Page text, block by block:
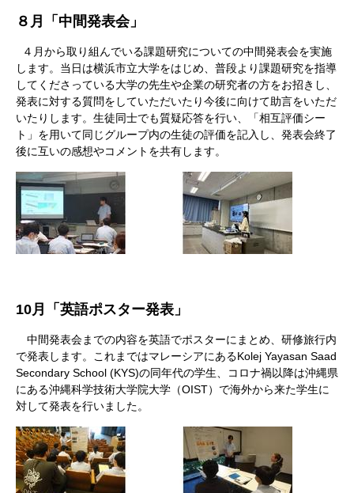
８月「中間発表会」
４月から取り組んでいる課題研究についての中間発表会を実施
します。当日は横浜市立大学をはじめ、普段より課題研究を指導
してくださっている大学の先生や企業の研究者の方をお招きし、
発表に対する質問をしていただいたり今後に向けて助言をいただ
いたりします。生徒同士でも質疑応答を行い、「相互評価シー
ト」を用いて同じグループ内の生徒の評価を記入し、発表会終了
後に互いの感想やコメントを共有します。
10月「英語ポスター発表」
中間発表会までの内容を英語でポスターにまとめ、研修旅行内
で発表します。これまではマレーシアにあるKolej Yayasan Saad
Secondary School (KYS)の同年代の学生、コロナ禍以降は沖縄県
にある沖縄科学技術大学院大学（OIST）で海外から来た学生に
対して発表を行いました。